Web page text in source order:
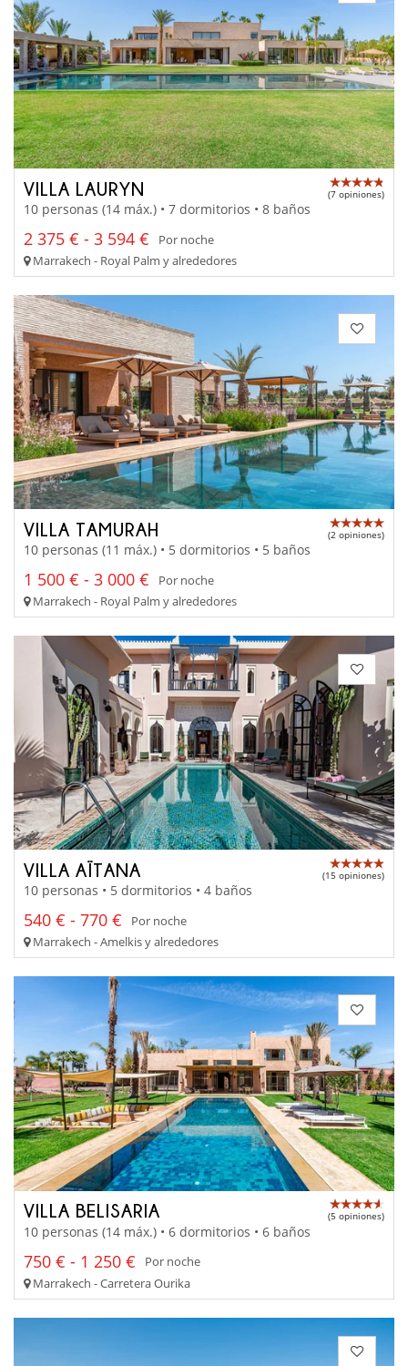
VILLA LAURYN (7 opiniones)
10 personas (14 máx.) • 7 dormitorios • 8 baños
2 375 € - 3 594 €
Por noche
Marrakech - Royal Palm y alrededores
VILLA TAMURAH (2 opiniones)
10 personas (11 máx.) • 5 dormitorios • 5 baños
1 500 € - 3 000 €
Por noche
Marrakech - Royal Palm y alrededores
VILLA AÏTANA (15 opiniones)
10 personas • 5 dormitorios • 4 baños
540 € - 770 €
Por noche
Marrakech - Amelkis y alrededores
VILLA BELISARIA (5 opiniones)
10 personas (14 máx.) • 6 dormitorios • 6 baños
750 € - 1 250 €
Por noche
Marrakech - Carretera Ourika